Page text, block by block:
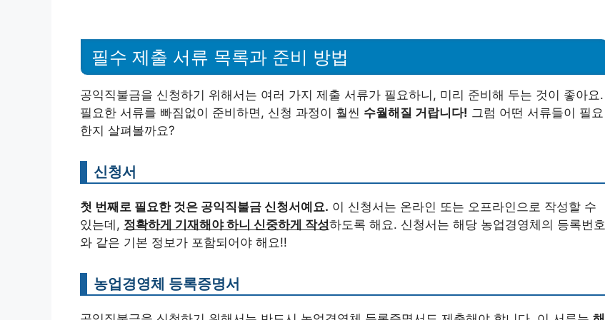
필수 제출 서류 목록과 준비 방법
공익직불금을 신청하기 위해서는 여러 가지 제출 서류가 필요하니, 미리 준비해 두는 것이 좋아요.
필요한 서류를 빠짐없이 준비하면, 신청 과정이 훨씬 수월해질 거랍니다! 그럼 어떤 서류들이 필요
한지 살펴볼까요?
신청서
첫 번째로 필요한 것은 공익직불금 신청서예요. 이 신청서는 온라인 또는 오프라인으로 작성할 수
있는데, 정확하게 기재해야 하니 신중하게 작성하도록 해요. 신청서는 해당 농업경영체의 등록번호
와 같은 기본 정보가 포함되어야 해요!!
농업경영체 등록증명서